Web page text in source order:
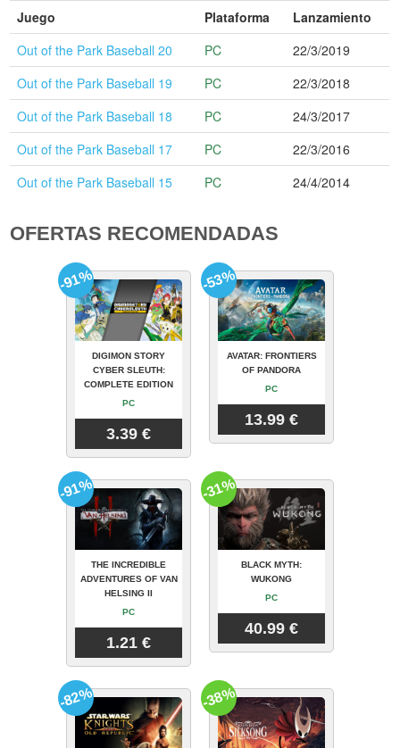
Juego Plataforma
Lanzamiento
Out of the Park Baseball 20
PC
22/3/2019
Out of the Park Baseball 19
PC
22/3/2018
Out of the Park Baseball 18
PC
24/3/2017
Out of the Park Baseball 17
PC
22/3/2016
Out of the Park Baseball 15
PC 24/4/2014
OFERTAS RECOMENDADAS
DIGIMON STORY
CYBER SLEUTH:
COMPLETE EDITION
PC
3.39 €
-91%
AVATAR: FRONTIERS
OF PANDORA
PC
13.99 €
-53%
THE INCREDIBLE
ADVENTURES OF VAN
HELSING II
PC
1.21 €
-91%
BLACK MYTH:
WUKONG
PC
40.99 €
-31%
-82% -38%